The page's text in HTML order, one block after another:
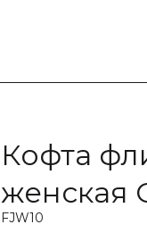
Кофта
женская
FJW10